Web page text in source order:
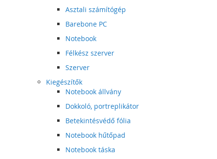
Asztali számítógép
Barebone PC
Notebook
Félkész szerver
Szerver
Kiegészítők
Notebook állvány
Dokkoló, portreplikátor
Betekintésvédő fólia
Notebook hűtőpad
Notebook táska